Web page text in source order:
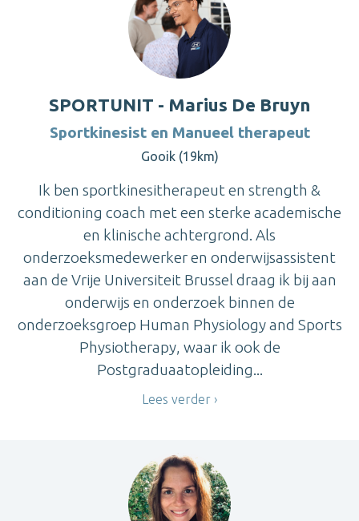
SPORTUNIT - Marius De Bruyn
Sportkinesist en Manueel therapeut
Gooik (19km)
Ik ben sportkinesitherapeut en strength &
conditioning coach met een sterke academische
en klinische achtergrond. Als
onderzoeksmedewerker en onderwijsassistent
aan de Vrije Universiteit Brussel draag ik bij aan
onderwijs en onderzoek binnen de
onderzoeksgroep Human Physiology and Sports
Physiotherapy, waar ik ook de
Postgraduaatopleiding...
Lees verder